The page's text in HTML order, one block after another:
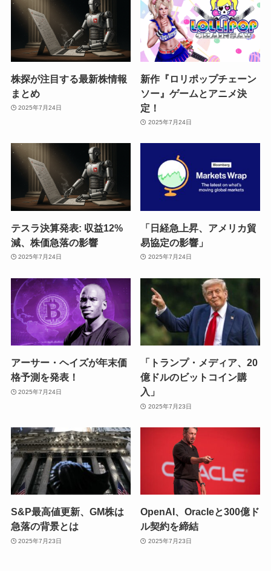
株探が注目する最新株情報
まとめ
2025年7月24日
新作『ロリポップチェーン
ソー』ゲームとアニメ決
定！
2025年7月24日
テスラ決算発表: 収益12%
減、株価急落の影響
2025年7月24日
「日経急上昇、アメリカ貿
易協定の影響」
2025年7月24日
アーサー・ヘイズが年末価
格予測を発表！
2025年7月24日
「トランプ・メディア、20
億ドルのビットコイン購
入」
2025年7月23日
S&P最高値更新、GM株は
急落の背景とは
2025年7月23日
OpenAI、Oracleと300億ド
ル契約を締結
2025年7月23日